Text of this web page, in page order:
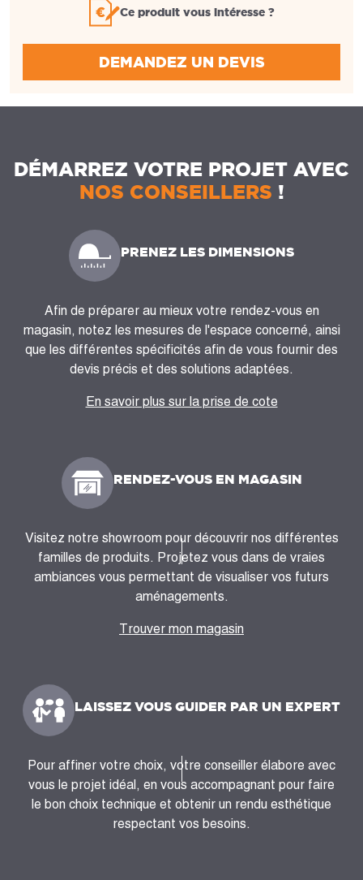
Ce produit vous intéresse ?
DEMANDEZ UN DEVIS
DÉMARREZ VOTRE PROJET AVEC
NOS CONSEILLERS !
PRENEZ LES DIMENSIONS
Afin de préparer au mieux votre rendez-vous en
magasin, notez les mesures de l'espace concerné, ainsi
que les différentes spécificités afin de vous fournir des
devis précis et des solutions adaptées.
En savoir plus sur la prise de cote
RENDEZ-VOUS EN MAGASIN
Visitez notre showroom pour découvrir nos différentes
familles de produits. Projetez vous dans de vraies
ambiances vous permettant de visualiser vos futurs
aménagements.
Trouver mon magasin
LAISSEZ VOUS GUIDER PAR UN EXPERT
Pour affiner votre choix, votre conseiller élabore avec
vous le projet idéal, en vous accompagnant pour faire
le bon choix technique et obtenir un rendu esthétique
respectant vos besoins.